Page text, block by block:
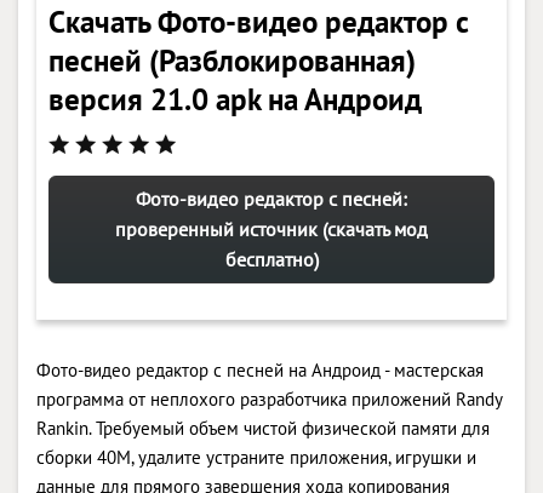
Скачать Фото-видео редактор с
песней (Разблокированная)
версия 21.0 apk на Андроид
Фото-видео редактор с песней:
проверенный источник (скачать мод
бесплатно)
Фото-видео редактор с песней на Андроид - мастерская
программа от неплохого разработчика приложений Randy
Rankin. Требуемый объем чистой физической памяти для
сборки 40M, удалите устраните приложения, игрушки и
данные для прямого завершения хода копирования